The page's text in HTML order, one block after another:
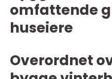
omfattende
huseiere
Overordnet